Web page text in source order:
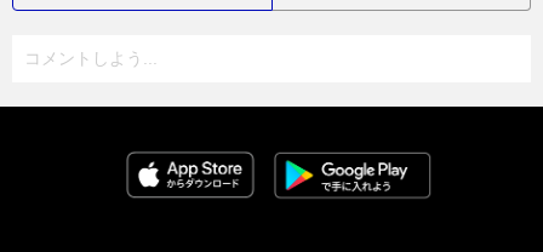
コメントしよう...